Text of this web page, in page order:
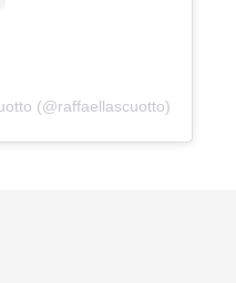
(@raffaellascuotto)